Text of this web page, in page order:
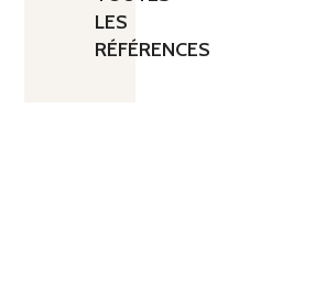
LES
RÉFÉRENCES